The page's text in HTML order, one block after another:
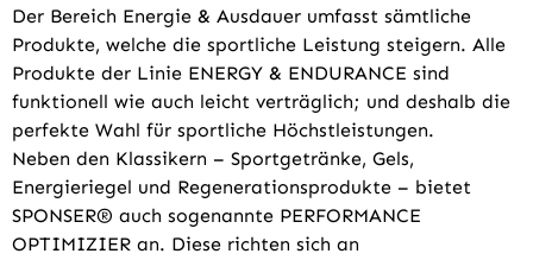
Der Bereich Energie & Ausdauer umfasst sämtliche
Produkte, welche die sportliche Leistung steigern. Alle
Produkte der Linie ENERGY & ENDURANCE sind
funktionell wie auch leicht verträglich; und deshalb die
perfekte Wahl für sportliche Höchstleistungen.
Neben den Klassikern – Sportgetränke, Gels,
Energieriegel und Regenerationsprodukte – bietet
SPONSER® auch sogenannte PERFORMANCE
OPTIMIZIER an. Diese richten sich an